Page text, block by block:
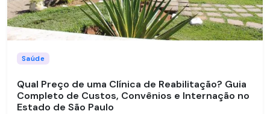
Saúde
Qual Preço de uma Clínica de Reabilitação? Guia
Completo de Custos, Convênios e Internação no
Estado de São Paulo